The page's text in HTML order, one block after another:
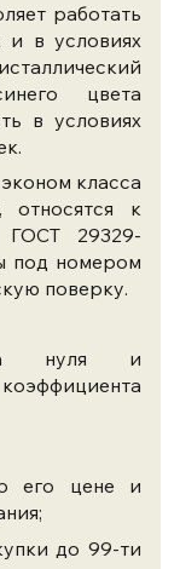
работать
и в условиях
цвета
в условиях
эконом класса
относятся к
ГОСТ 29329-
под номером
поверку.
нуля и
его цене и
до 99-ти